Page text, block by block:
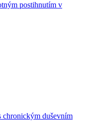
postihnutím v
chronickým duševním